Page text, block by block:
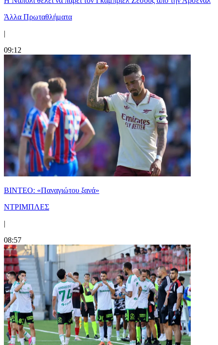
Άλλα Πρωταθλήματα
|
09:12
ΒΙΝΤΕΟ: «Παναγιώτου ξανά»
ΝΤΡΙΜΠΛΕΣ
|
08:57